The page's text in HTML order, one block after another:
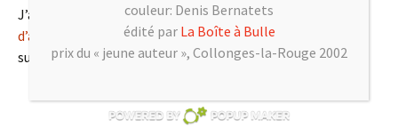
J’ai débuté cette histoire il y a trois ans (en réalisant
d’autres albums
en parallèle, avecCékaetMuge Qi
suis heureux que vous puissiez la découvrir.
couleur: Denis Bernatets
édité par La Boîte à Bulle
prix du « jeune auteur », Collonges-la-Rouge 2002